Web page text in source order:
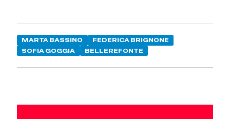
MARTA BASSINO
FEDERICA BRIGNONE
SOFIA GOGGIA
BELLEREFONTE